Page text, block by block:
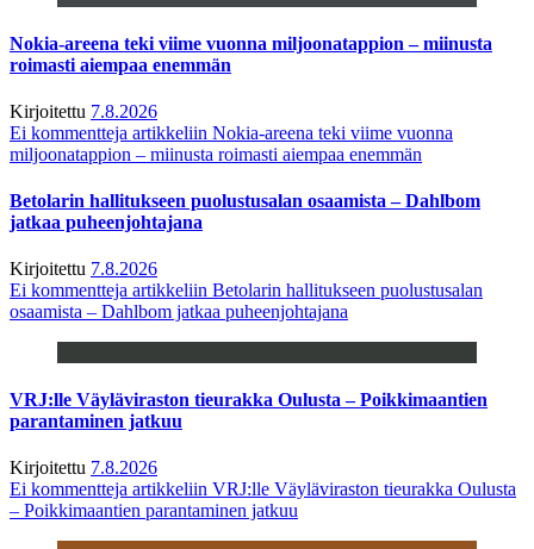
Nokia-areena teki viime vuonna miljoonatappion – miinusta
roimasti aiempaa enemmän
Kirjoitettu 7.8.2026
Ei kommentteja artikkeliin Nokia-areena teki viime vuonna
miljoonatappion – miinusta roimasti aiempaa enemmän
Betolarin hallitukseen puolustusalan osaamista – Dahlbom
jatkaa puheenjohtajana
Kirjoitettu 7.8.2026
Ei kommentteja artikkeliin Betolarin hallitukseen puolustusalan
osaamista – Dahlbom jatkaa puheenjohtajana
VRJ:lle Väyläviraston tieurakka Oulusta – Poikkimaantien
parantaminen jatkuu
Kirjoitettu 7.8.2026
Ei kommentteja artikkeliin VRJ:lle Väyläviraston tieurakka Oulusta
– Poikkimaantien parantaminen jatkuu